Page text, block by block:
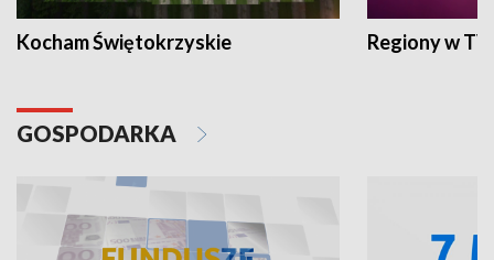
Kocham Świętokrzyskie Regiony w
GOSPODARKA